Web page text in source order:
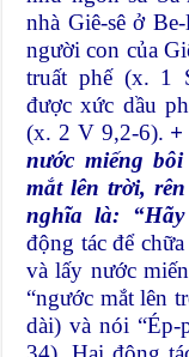
nhà Giê-sê ở
người con của
truất phế (x. 1
được xức dầu
(x. 2 V 9,2-6). +
nước miếng
mắt lên trời,
nghĩa là:
động tác để
và lấy nước
“ngước mắt lên
dài) và nói “Ép-